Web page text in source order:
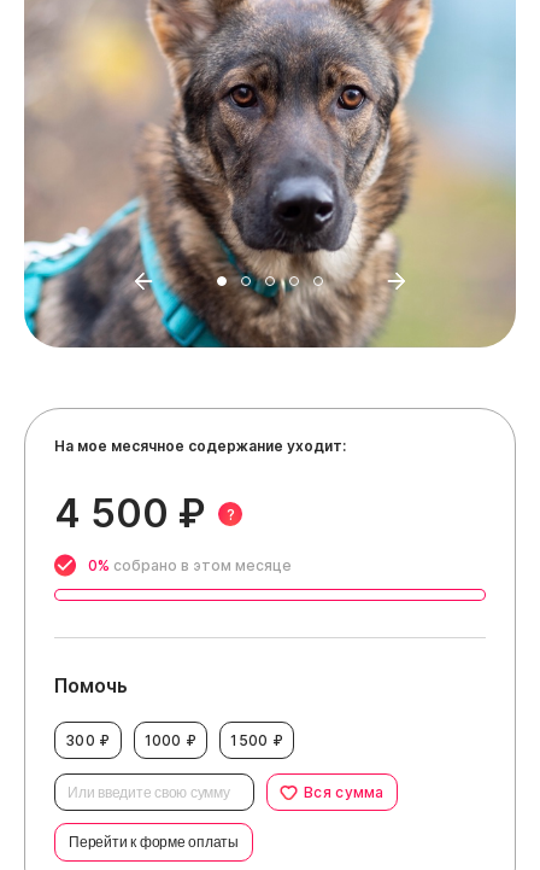
На мое месячное содержание уходит:
4 500 ₽ ?
0% собрано в этом месяце
Помочь
300 ₽ 1000 ₽ 1500 ₽
Вся сумма
Перейти к форме оплаты